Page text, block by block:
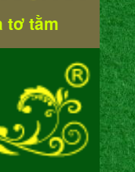
tơ tằm